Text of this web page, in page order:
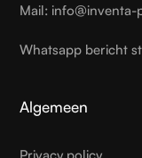
Mail: info@inventa-
Whatsapp bericht
Algemeen